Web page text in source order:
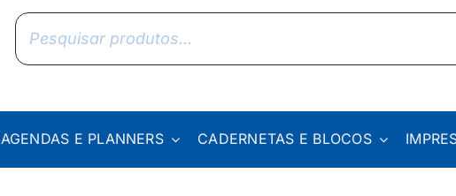
Pesquisar
produtos
AGENDAS E PLANNERS CADERNETAS E BLOCOS